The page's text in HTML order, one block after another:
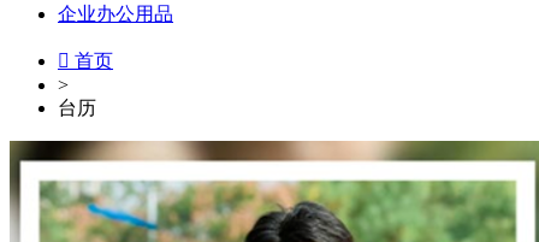
企业办公用品
 首页
>
台历